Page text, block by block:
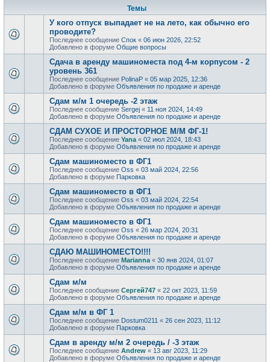
Темы
У кого отпуск выпадает не на лето, как обычно его
проводите?
Последнее сообщение Спок « 06 июн 2026, 22:52
Добавлено в форуме Общие вопросы
Сдача в аренду машиноместа под 4-м корпусом - 2
уровень 361
Последнее сообщение PolinaP « 05 мар 2025, 12:36
Добавлено в форуме Объявления по продаже и аренде
Сдам м/м 1 очередь -2 этаж
Последнее сообщение Sergej « 11 ноя 2024, 14:49
Добавлено в форуме Объявления по продаже и аренде
СДАМ СУХОЕ И ПРОСТОРНОЕ М/М ФГ-1!
Последнее сообщение Yana « 02 июл 2024, 18:43
Добавлено в форуме Объявления по продаже и аренде
Сдам машиноместо в ФГ1
Последнее сообщение Oss « 03 май 2024, 22:56
Добавлено в форуме Парковка
Сдам машиноместо в ФГ1
Последнее сообщение Oss « 03 май 2024, 22:54
Добавлено в форуме Объявления по продаже и аренде
Сдам машиноместо в ФГ1
Последнее сообщение Oss « 26 мар 2024, 20:31
Добавлено в форуме Объявления по продаже и аренде
СДАЮ МАШИНОМЕСТО!!!!
Последнее сообщение Marianna « 30 янв 2024, 01:07
Добавлено в форуме Объявления по продаже и аренде
Сдам м/м
Последнее сообщение Сергей747 « 22 окт 2023, 11:59
Добавлено в форуме Объявления по продаже и аренде
Сдам м/м в ФГ 1
Последнее сообщение Dostum0211 « 26 сен 2023, 11:12
Добавлено в форуме Парковка
Сдам в аренду м/м 2 очередь / -3 этаж
Последнее сообщение Andrew « 13 авг 2023, 11:29
Добавлено в форуме Объявления по продаже и аренде